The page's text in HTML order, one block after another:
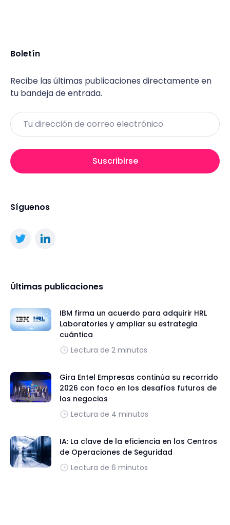
Boletín
Recibe las últimas publicaciones directamente en
tu bandeja de entrada.
Email
Suscribirse
Síguenos
Últimas publicaciones
IBM firma un acuerdo para adquirir HRL
Laboratories y ampliar su estrategia
cuántica
Lectura de 2 minutos
Gira Entel Empresas continúa su recorrido
2026 con foco en los desafíos futuros de
los negocios
Lectura de 4 minutos
IA: La clave de la eficiencia en los Centros
de Operaciones de Seguridad
Lectura de 6 minutos